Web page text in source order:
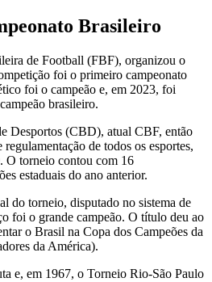
Brasileiro
de Football (FBF), organizou o
foi o primeiro campeonato
foi o campeão e, em 2023, foi
brasileiro.
Desportos (CBD), atual CBF, então
de todos os esportes,
O torneio contou com 16
estaduais do ano anterior.
do torneio, disputado no sistema de
foi o grande campeão. O título deu ao
o Brasil na Copa dos Campeões da
da América).
e, em 1967, o Torneio Rio-São Paulo